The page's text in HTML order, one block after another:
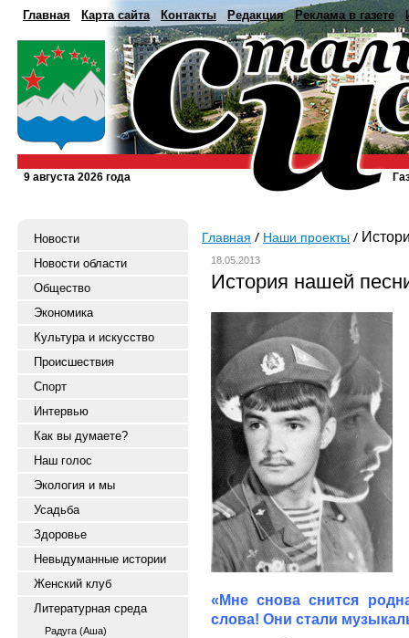
Главная Карта сайта Контакты Редакция Реклама в газете
9 августа 2026 года
Новости
Новости области
Общество
Экономика
Культура и искусство
Происшествия
Спорт
Интервью
Как вы думаете?
Наш голос
Экология и мы
Усадьба
Здоровье
Невыдуманные истории
Женский клуб
Литературная среда
Радуга (Аша)
Главная Наши проекты
18.05.2013
История нашей
«Мне снова снится
слова! Они стали